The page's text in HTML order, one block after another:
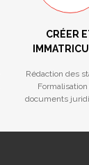
CRÉER
Rédaction des
documents